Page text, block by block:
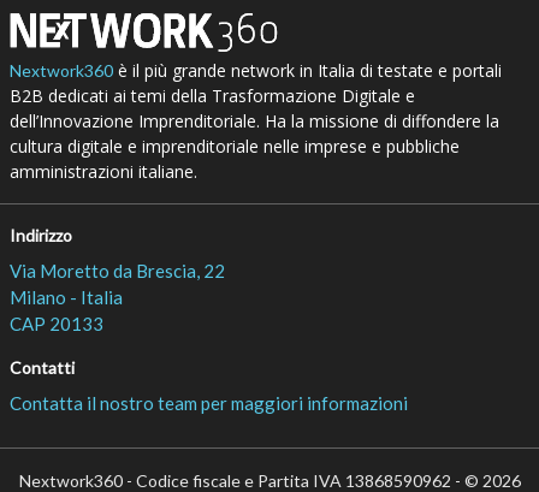
Nextwork360è il più grande network in Italia di testate e portali
B2B dedicati ai temi della Trasformazione Digitale e
dell’Innovazione Imprenditoriale. Ha la missione di diffondere la
cultura digitale e imprenditoriale nelle imprese e pubbliche
amministrazioni italiane.
Indirizzo
Via Moretto da Brescia, 22
Milano - Italia
CAP 20133
Contatti
Contatta il nostro team per maggiori informazioni
Nextwork360 - Codice fiscale e Partita IVA 13868590962 - © 2026